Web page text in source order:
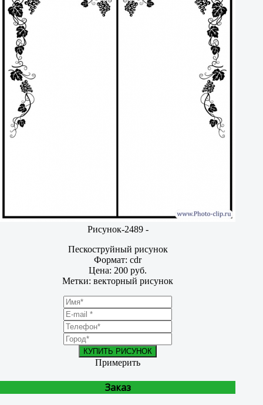
Рисунок-2489 -
Пескоструйный рисунок
Формат: cdr
Цена: 200 руб.
Метки: векторный рисунок
КУПИТЬ РИСУНОК
Примерить
Заказ